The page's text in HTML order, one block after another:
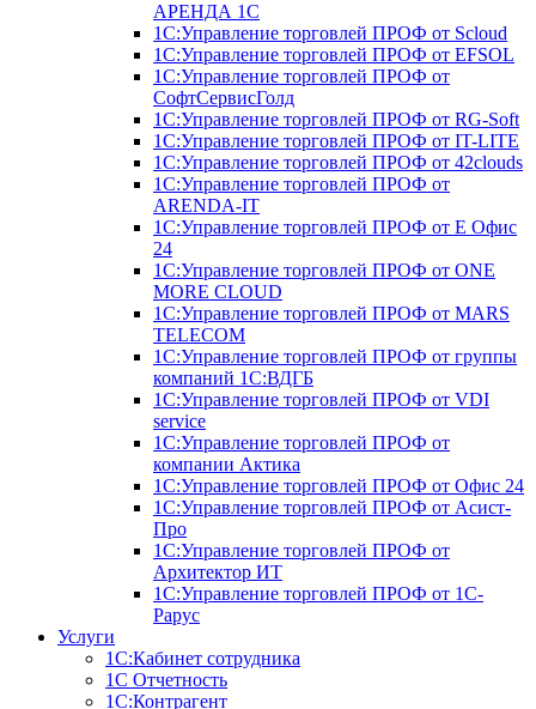
АРЕНДА 1С
1С:Управление торговлей ПРОФ от Scloud
1С:Управление торговлей ПРОФ от EFSOL
1С:Управление торговлей ПРОФ от
СофтСервисГолд
1С:Управление торговлей ПРОФ от RG-Soft
1С:Управление торговлей ПРОФ от IT-LITE
1С:Управление торговлей ПРОФ от 42clouds
1С:Управление торговлей ПРОФ от
ARENDA-IT
1С:Управление торговлей ПРОФ от Е Офис
24
1С:Управление торговлей ПРОФ от ONE
MORE CLOUD
1С:Управление торговлей ПРОФ от MARS
TELECOM
1С:Управление торговлей ПРОФ от группы
компаний 1С:ВДГБ
1С:Управление торговлей ПРОФ от VDI
service
1С:Управление торговлей ПРОФ от
компании Актика
1С:Управление торговлей ПРОФ от Офис 24
1С:Управление торговлей ПРОФ от Асист-
Про
1С:Управление торговлей ПРОФ от
Архитектор ИТ
1С:Управление торговлей ПРОФ от 1С-
Рарус
Услуги
1C:Кабинет сотрудника
1С Отчетность
1С:Контрагент